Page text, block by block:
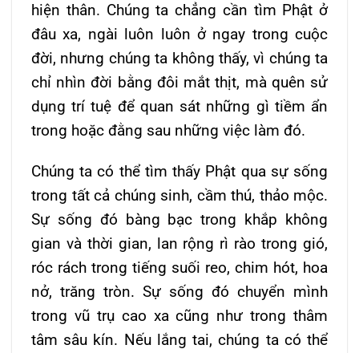
hiện thân. Chúng ta chẳng cần tìm Phật ở
đâu xa, ngài luôn luôn ở ngay trong cuộc
đời, nhưng chúng ta không thấy, vì chúng ta
chỉ nhìn đời bằng đôi mắt thịt, mà quên sử
dụng trí tuệ để quan sát những gì tiềm ẩn
trong hoặc đằng sau những việc làm đó.
Chúng ta có thể tìm thấy Phật qua sự sống
trong tất cả chúng sinh, cầm thú, thảo mộc.
Sự sống đó bàng bạc trong khắp không
gian và thời gian, lan rộng rì rào trong gió,
róc rách trong tiếng suối reo, chim hót, hoa
nở, trăng tròn. Sự sống đó chuyển mình
trong vũ trụ cao xa cũng như trong thâm
tâm sâu kín. Nếu lắng tai, chúng ta có thể